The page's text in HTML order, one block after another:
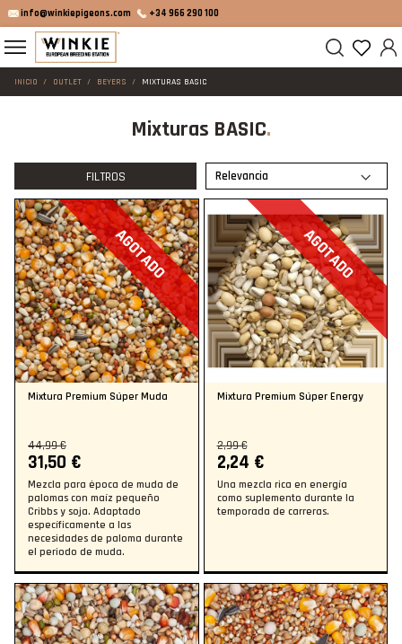
info@winkiepigeons.com +34 966 290 100
INICIO OUTLET BEYERS MIXTURAS BASIC
Mixturas BASIC
FILTROS
AGOTADO
Mixtura Premium Súper Muda
44,99 €
31,50 €
Mezcla para época de muda de
palomas con maíz pequeño
Cribbs y soja. Adaptado
específicamente a las
necesidades de paloma durante
el periodo de muda.
AGOTADO
Mixtura Premium Súper Energy
2,99 €
2,24 €
Una mezcla rica en energía
como suplemento durante la
temporada de carreras.